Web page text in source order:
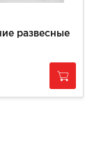
развесные